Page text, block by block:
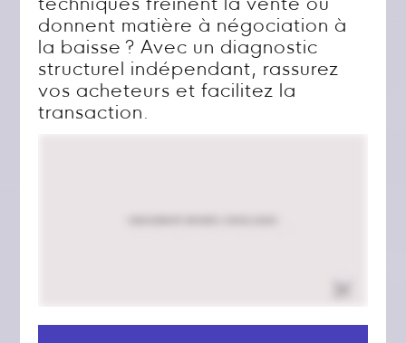
techniques freinent la vente ou
donnent matière à négociation à
la baisse ? Avec un diagnostic
structurel indépendant, rassurez
vos acheteurs et facilitez la
transaction.